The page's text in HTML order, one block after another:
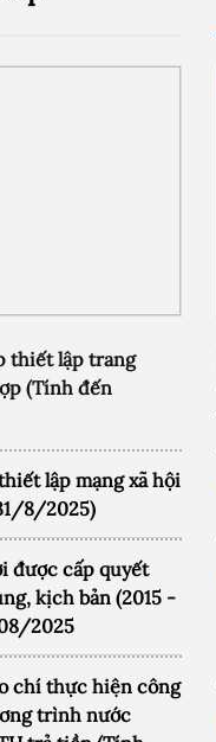
thiết lập trang
(Tính đến
lập mạng xã hội
8/2025)
được cấp quyết
kịch bản (2015 -
2025
chí thực hiện công
trình nước